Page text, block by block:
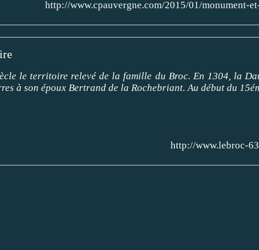
http://www.cpauvergne.com/2015/01/monument-
le territoire relevé de la famille du Broc. En 1304, la
à son époux Bertrand de la Rochebriant. Au début du
http://www.lebroc-